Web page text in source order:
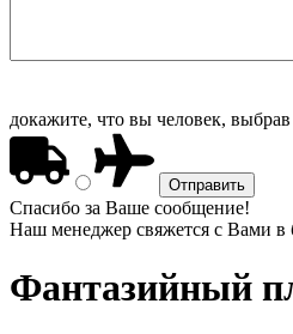
докажите, что вы человек, выбрав
Спасибо за Ваше сообщение!
Наш менеджер свяжется с Вами в
Фантазийный